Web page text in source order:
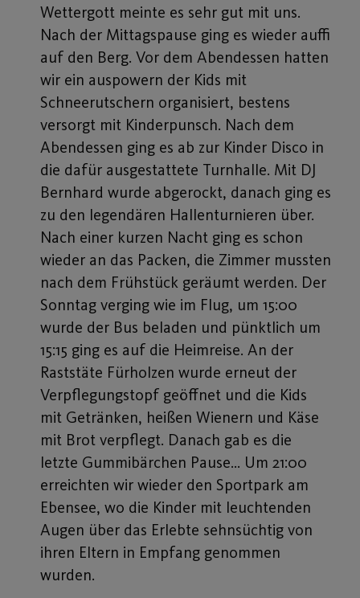
Wettergott meinte es sehr gut mit uns.
Nach der Mittagspause ging es wieder auffi
auf den Berg. Vor dem Abendessen hatten
wir ein auspowern der Kids mit
Schneerutschern organisiert, bestens
versorgt mit Kinderpunsch. Nach dem
Abendessen ging es ab zur Kinder Disco in
die dafür ausgestattete Turnhalle. Mit DJ
Bernhard wurde abgerockt, danach ging es
zu den legendären Hallenturnieren über.
Nach einer kurzen Nacht ging es schon
wieder an das Packen, die Zimmer mussten
nach dem Frühstück geräumt werden. Der
Sonntag verging wie im Flug, um 15:00
wurde der Bus beladen und pünktlich um
15:15 ging es auf die Heimreise. An der
Raststäte Fürholzen wurde erneut der
Verpflegungstopf geöffnet und die Kids
mit Getränken, heißen Wienern und Käse
mit Brot verpflegt. Danach gab es die
letzte Gummibärchen Pause… Um 21:00
erreichten wir wieder den Sportpark am
Ebensee, wo die Kinder mit leuchtenden
Augen über das Erlebte sehnsüchtig von
ihren Eltern in Empfang genommen
wurden.